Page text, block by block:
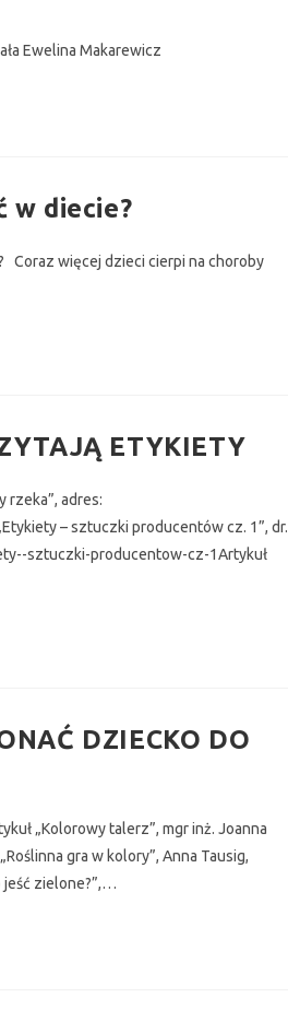
Ewelina Makarewicz
w diecie?
Coraz więcej dzieci cierpi na choroby
ETYKIETY
rzeka”, adres:
– sztuczki producentów cz. 1”, dr.
sztuczki-producentow-cz-1Artykuł
DZIECKO DO
„Kolorowy talerz”, mgr inż. Joanna
gra w kolory”, Anna Tausig,
zielone?”,…